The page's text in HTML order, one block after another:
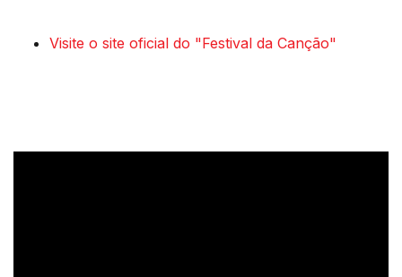
Visite o site oficial do "Festival da Canção"